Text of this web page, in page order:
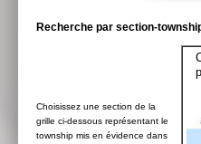
Recherche par section-
Choisissez une section de la
grille ci-dessous représentant le
township mis en évidence dans